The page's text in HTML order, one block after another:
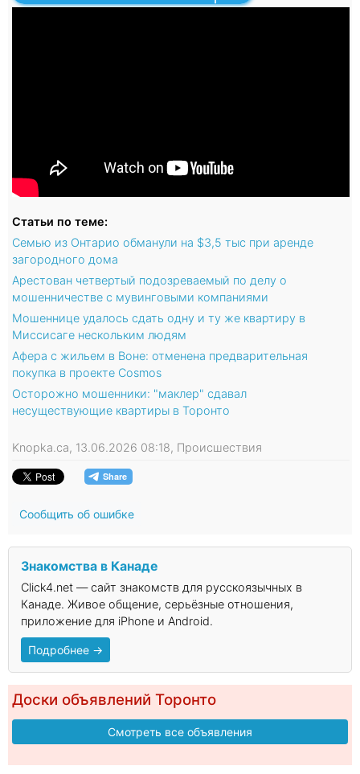
Статьи по теме:
Семью из Онтарио обманули на $3,5 тыс при аренде
загородного дома
Арестован четвертый подозреваемый по делу о
мошенничестве с мувинговыми компаниями
Мошеннице удалось сдать одну и ту же квартиру в
Миссисаге нескольким людям
Афера с жильем в Воне: отменена предварительная
покупка в проекте Cosmos
Осторожно мошенники: "маклер" сдавал
несуществующие квартиры в Торонто
Knopka.ca, 13.06.2026 08:18, Происшествия
Сообщить об ошибке
Знакомства в Канаде
Click4.net — сайт знакомств для русскоязычных в
Канаде. Живое общение, серьёзные отношения,
приложение для iPhone и Android.
Подробнее →
Доски объявлений Торонто
Смотреть все объявления